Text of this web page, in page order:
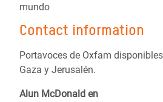
mundo
Contact information
Portavoces de Oxfam
Gaza y Jerusalén.
Alun McDonald en